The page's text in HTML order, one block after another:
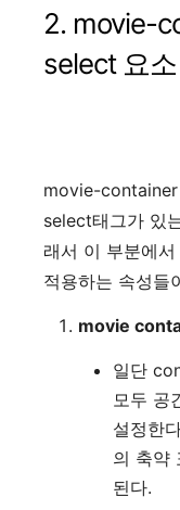
2. movie-
select 요
movie-container
select태그가 있
래서 이 부분에
적용하는 속성들
movie
일단
모두 공
설정한
의 축약
된다.